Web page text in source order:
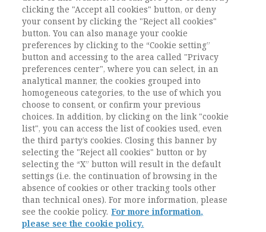
Studi di Genere – AIS
Clicca qui per leggere la notizia sul sito
dell'AIS.
Vai all'archivio
Contatti / Contacts
clicking the "Accept all cookies" button, or deny
your consent by clicking the "Reject all cookies"
button. You can also manage your cookie
preferences by clicking to the “Cookie setting”
button and accessing to the area called "Privacy
preferences center", where you can select, in an
analytical manner, the cookies grouped into
homogeneous categories, to the use of which you
choose to consent, or confirm your previous
choices. In addition, by clicking on the link "cookie
list", you can access the list of cookies used, even
the third party’s cookies. Closing this banner by
selecting the "Reject all cookies" button or by
selecting the “X” button will result in the default
settings (i.e. the continuation of browsing in the
absence of cookies or other tracking tools other
than technical ones). For more information, please
see the cookie policy. For more information,
please see the cookie policy.